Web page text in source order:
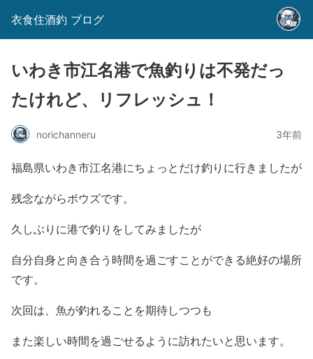
衣食住酒釣 ブログ
いわき市江名港で魚釣りは不発だっ
たけれど、リフレッシュ！
norichanneru 3年前
福島県いわき市江名港にちょっとだけ釣りに行きましたが
残念ながらボウズです。
久しぶりに港で釣りをしてみましたが
自分自身と向き合う時間を過ごすことができる絶好の場所
です。
次回は、魚が釣れることを期待しつつも
また楽しい時間を過ごせるように訪れたいと思います。